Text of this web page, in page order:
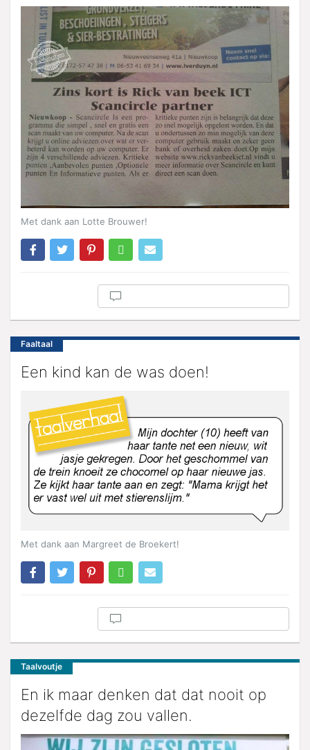
Met dank aan Lotte Brouwer!
Faaltaal
Een kind kan de was doen!
Met dank aan Margreet de Broekert!
Taalvoutje
En ik maar denken dat dat nooit op
dezelfde dag zou vallen.